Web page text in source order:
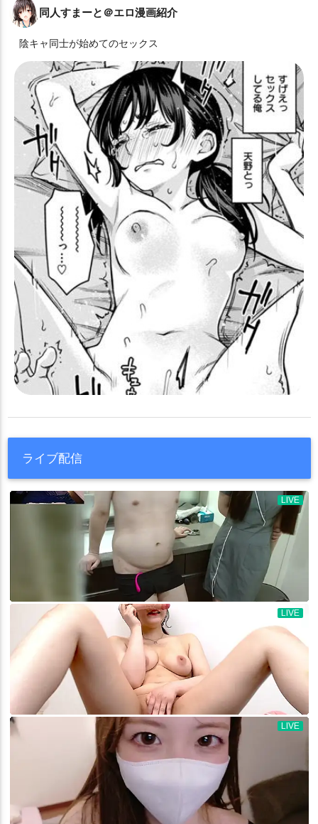
玄龍門のモブ
生塩ノア 由良木モモカ
白洲アズサ
白石ウタハ
百合園セイア
百鬼夜行連合学院のモブ
監原ミスズ
砂狼シロコ
秋泉モミジ
秤アツコ 空井サキ 空崎ヒナ
立木マイア
箭吹シュロ
美甘ネル 羽川ハスミ 羽沼マコト
聖園ミカ
花岡ユズ
若狭フユ 若葉ヒナタ 荒槇ヤクモ
蒼森ミネ
薄葉リツ
薬子サヤ 衣斐レナ 角楯カリン
調月リオ
豊見コトリ
赤司ジュンコ 近衛ミナ
連河チェリノ
連邦生徒会長
里浜ウミカ 野正レイ
銀鏡イオリ
錠前サオリ
間宵シグレ 阿慈谷ヒフミ
陸八魔アル
霞沢ミユ
静山マシロ 音瀬コタマ
風紀委員会のモブ
飛鳥馬トキ 鬼怒川カスミ
鬼方カヨコ
魑魅一座
鰐渕アカリ 鷲見セリナ
鹿山レイジョ
黒崎コユキ
黒舘ハルナ 黒見セリカ
連続
イキまくり これはエロい
ツインテール
貧乳
アヘ顔 媚薬・催眠 ニーソ
おもちゃ
拘束 合意なし おしっこ 獣耳 ラブラブ
猫耳
メガネ
スク水 水着 妊娠 ボテ腹 堕落 処女
バニー
噴乳
二穴 うさぎ耳 ふたなり 足コキ
レズ
ダブルフェラ
イラマチオ 画集 調教
2021年冬コミ(C99)
開発
和服・着物 オナニー シスター 寝顔
経験少
お風呂
微エロ 夜這い バブみ COMIC1☆20
爆乳
目隠し
スカトロ 裸エプロン 浴衣
2022年夏コミ(C100)
2022年冬コミ(C100)
ぬるぬる ハーレム 触手
風俗
おまけ付き
おねショタ
チン媚び
メスガキ
チアガール 合同作 わからせ 寝取られ
羞恥
ぷに巨乳
COMIC1☆21
授乳手コキ
即堕ち
布コキ 筆おろし
2022年冬コミ(C101)
マッサージ
壁尻 おまけ本 援交 エロ少
大集合
チャイナドレス
ナース 言葉責め
獣姦
2018年夏コミ(C94)
髪コキ
ボールギャグ
ウェディングドレス
2024年夏コミ(C104)
COMIC1☆25
2024年冬コミ(C105) 丸呑み
COMIC1☆26
ニプルファック
好みが分かれる リョナ
非エロ
2025年夏コミ(C106)
女性化 女体盛り ショタ
白衣
輪姦 2025年冬コミ(C107)
人妻・熟女
ウェイトレス
COMIC1☆28 2026年夏コミ(C108)
同人すまーと＠エロ漫画紹介
陰キャ同士が始めてのセックス
ライブ配信